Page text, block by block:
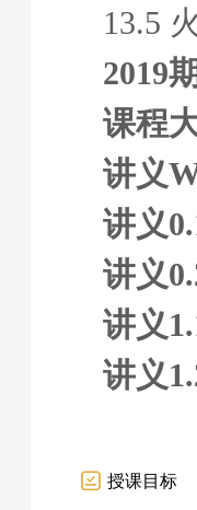
13.5
2019
课程
讲义
讲义
讲义
讲义
讲义
授课目标